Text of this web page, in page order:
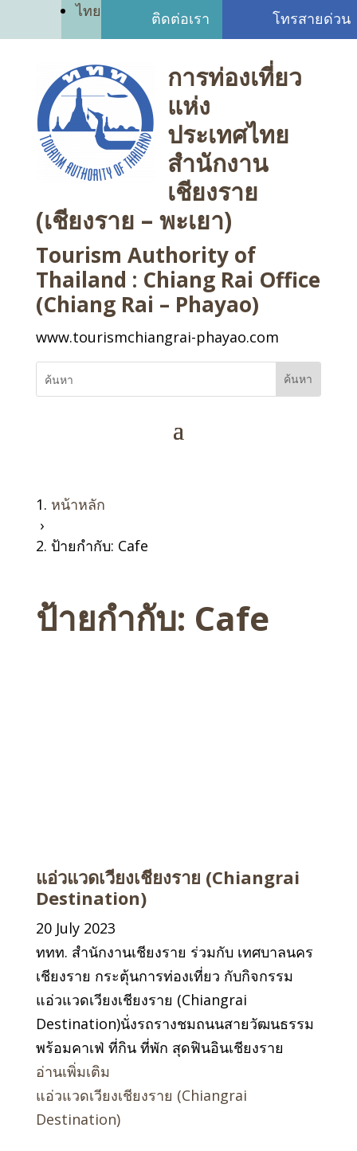
ไทย ติดต่อเรา โทรสายด่วน
การท่องเที่ยว
แห่ง
ประเทศไทย
สำนักงาน
เชียงราย
(เชียงราย – พะเยา)
Tourism Authority of
Thailand : Chiang Rai Office
(Chiang Rai – Phayao)
www.tourismchiangrai-phayao.com
หน้าหลัก
›
ป้ายกำกับ: Cafe
ป้ายกำกับ: Cafe
แอ่วแวดเวียงเชียงราย (Chiangrai
Destination)
20 July 2023
ททท. สำนักงานเชียงราย ร่วมกับ เทศบาลนคร
เชียงราย กระตุ้นการท่องเที่ยว กับกิจกรรม
แอ่วแวดเวียงเชียงราย (Chiangrai
Destination)นั่งรถรางชมถนนสายวัฒนธรรม
พร้อมคาเฟ่ ที่กิน ที่พัก สุดฟินอินเชียงราย
อ่านเพิ่มเติม
แอ่วแวดเวียงเชียงราย (Chiangrai
Destination)